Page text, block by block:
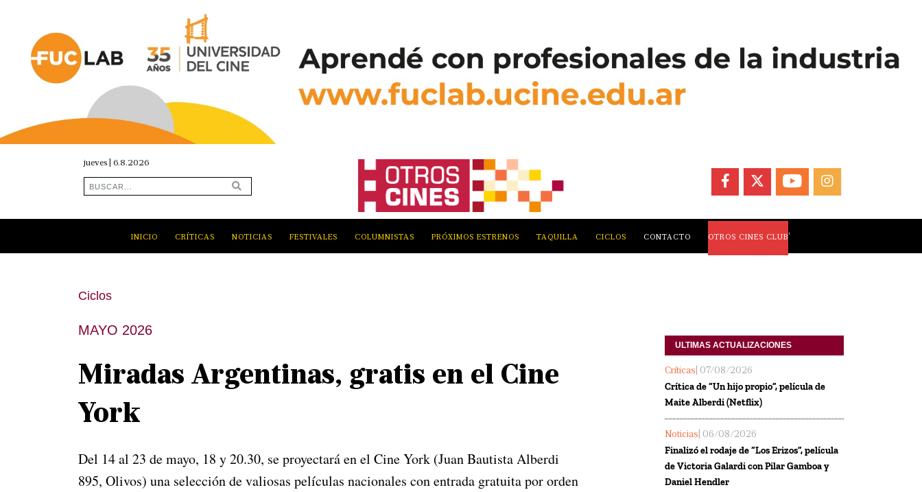
jueves | 6.8.2026
FACEBOOKYOUTUBEINSTAGRAM
INICIO CRÍTICAS NOTICIAS FESTIVALES COLUMNISTAS PRÓXIMOS ESTRENOS TAQUILLA CICLOS CONTACTO OTROS CINES CLUB
Ciclos
MAYO 2026
Miradas Argentinas, gratis en el Cine
York
Del 14 al 23 de mayo, 18 y 20.30, se proyectará en el Cine York (Juan Bautista Alberdi
895, Olivos) una selección de valiosas películas nacionales con entrada gratuita por orden
ULTIMAS ACTUALIZACIONES
Críticas | 07/08/2026
Crítica de “Un hijo propio”, película de
Maite Alberdi (Netflix)
Noticias | 06/08/2026
Finalizó el rodaje de “Los Erizos”, película
de Victoria Galardi con Pilar Gamboa y
Daniel Hendler